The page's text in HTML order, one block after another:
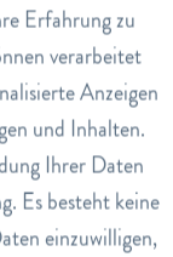
Leinöl
Inaktiv
Inaktiv
Inaktiv
Erfahrung zu
verarbeitet
Anzeigen
und Inhalten.
Ihrer Daten
Es besteht keine
einzuwilligen,